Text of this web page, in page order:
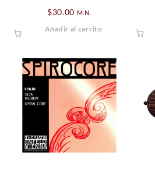
$30.00 M.N.
Añadir al carrito